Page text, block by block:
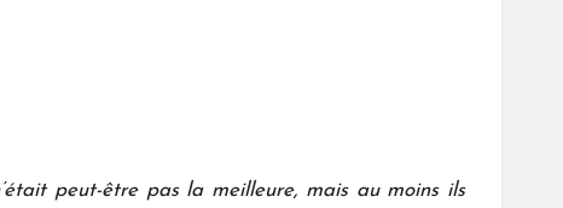
peut-être pas la meilleure, mais au moins ils